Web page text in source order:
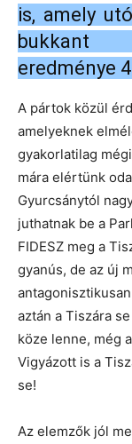
is, amely
bukkant
eredménye 4
A pártok közül
amelyeknek
gyakorlatilag
mára elértünk
Gyurcsánytól
juthatnak be a
FIDESZ meg a
gyanús, de az új
aztán a Tiszára
köze lenne, még
Vigyázott is a
se!
Az elemzők jól